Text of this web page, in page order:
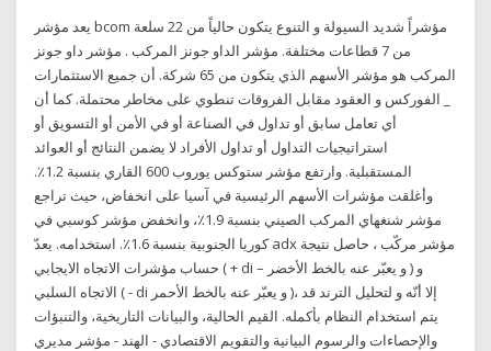
يعد مؤشر bcom مؤشراً شديد السيولة و التنوع يتكون حالياً من 22 سلعة
من 7 قطاعات مختلفة. مؤشر الداو جونز المركب . مؤشر داو جونز
المركب هو مؤشر الأسهم الذي يتكون من 65 شركة. أن جميع الاستثمارات
_ الفوركس و العقود مقابل الفروقات تنطوي على مخاطر محتملة. كما أن
أي تعامل سابق أو تداول في الصناعة أو في الأمن أو التسويق أو
استراتيجيات التداول أو تداول الأفراد لا يضمن النتائج أو العوائد
المستقبلية. وارتفع مؤشر ستوكس يوروب 600 القاري بنسبة 1.2٪.
وأغلقت مؤشرات الأسهم الرئيسية في آسيا على انخفاض، حيث تراجع
مؤشر شنغهاي المركب الصيني بنسبة 1.9٪، وانخفض مؤشر كوسبي في
كوريا الجنوبية بنسبة 1.6٪. استخدامه. يعدّ adx مؤشر مركّب ، حاصل نتيجة
حساب مؤشرات الاتجاه الايجابي ( + di – و يعبّر عنه بالخط الأخضر ) و
الاتجاه السلبي ( - di و يعبّر عنه بالخط الأحمر )، إلا أنّه و لتحليل الترند قد
يتم استخدام النظام بأكمله. القيم الحالية، والبيانات التاريخية، والتنبؤات
والإحصاءات والرسوم البيانية والتقويم الاقتصادي - الهند - مؤشر مديري